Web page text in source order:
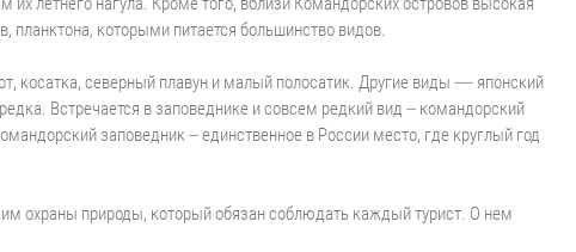
планктона, которыми питается большинство видов.
косатка, северный плавун и малый полосатик. Другие виды — японский
Встречается в заповеднике и совсем редкий вид – командорский
заповедник – единственное в России место, где круглый год
охраны природы, который обязан соблюдать каждый турист. О нем